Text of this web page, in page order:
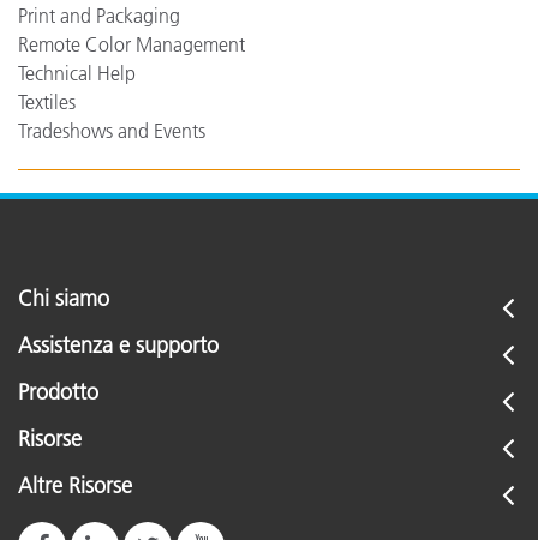
Print and Packaging
Remote Color Management
Technical Help
Textiles
Tradeshows and Events
Chi siamo
Assistenza e supporto
Prodotto
Risorse
Altre Risorse